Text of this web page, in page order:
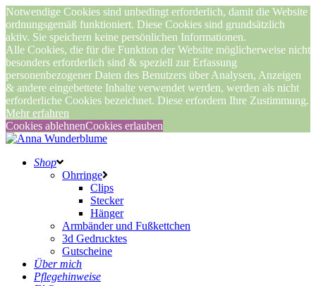
Notwendige Cookies sind unbedingt erforderlich, damit die Website
ordnungsgemäß funktioniert. Diese Cookies sind grundsätzlich
aktiv. Sie speichern keine persönlichen Informationen.
Alle Cookies, die für die Funktion der Website möglicherweise nicht
besonders erforderlich sind & speziell zur Erfassung
personenbezogener Daten des Benutzers über Analysen, Anzeigen
& andere eingebettete Inhalte verwendet werden, werden als nicht
erforderliche Cookies bezeichnet. Diese erfordern Ihre Zustimmung.
Mehr erfahren
Cookies ablehnenCookies erlauben
Shop
Ohrringe
Clips
Stecker
Hänger
Armbänder und Fußkettchen
3d Gedrucktes
Gutscheine
Über mich
Pflegehinweise